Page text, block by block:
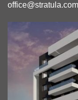
office@stratula.com